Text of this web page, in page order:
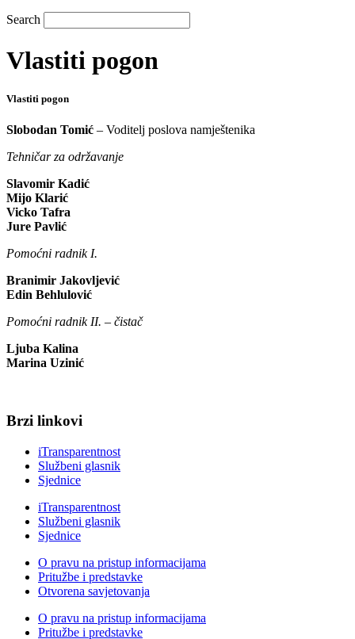
Search
Vlastiti pogon
Vlastiti pogon
Slobodan Tomić – Voditelj poslova namještenika
Tehničar za održavanje
Slavomir Kadić
Mijo Klarić
Vicko Tafra
Jure Pavlić
Pomoćni radnik I.
Branimir Jakovljević
Edin Behlulović
Pomoćni radnik II. – čistač
Ljuba Kalina
Marina Uzinić
Brzi linkovi
iTransparentnost
Službeni glasnik
Sjednice
iTransparentnost
Službeni glasnik
Sjednice
O pravu na pristup informacijama
Pritužbe i predstavke
Otvorena savjetovanja
O pravu na pristup informacijama
Pritužbe i predstavke